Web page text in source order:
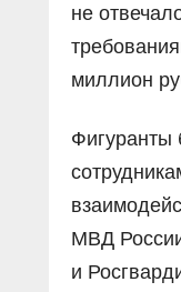
не
миллион
МВД
и